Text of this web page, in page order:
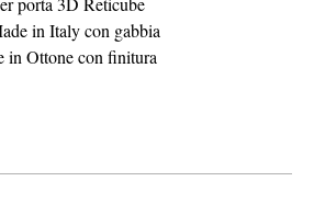
in Italy con gabbia
in Ottone con finitura